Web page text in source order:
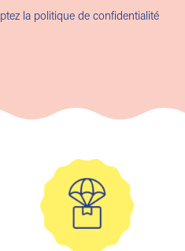
la politique de confidentialité